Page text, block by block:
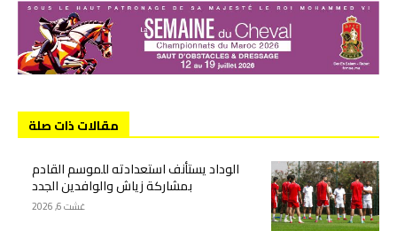
مقالات ذات صلة
الوداد يستأنف استعدادته للموسم القادم
بمشاركة زياش والوافدين الجدد
غشت 6, 2026